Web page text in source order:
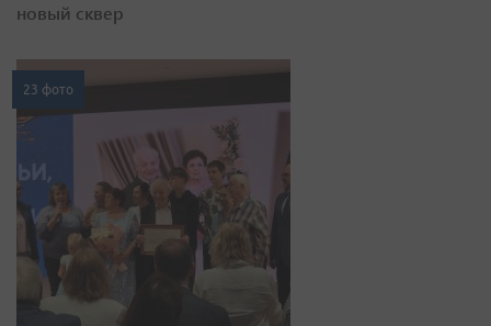
новый сквер
23 фото